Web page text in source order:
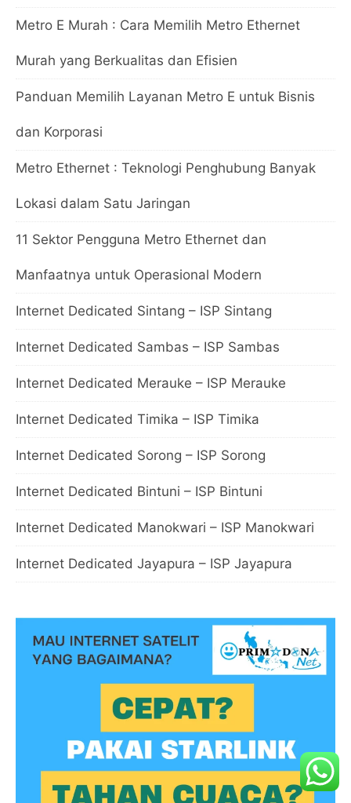
Metro E Murah : Cara Memilih Metro Ethernet
Murah yang Berkualitas dan Efisien
Panduan Memilih Layanan Metro E untuk Bisnis
dan Korporasi
Metro Ethernet : Teknologi Penghubung Banyak
Lokasi dalam Satu Jaringan
11 Sektor Pengguna Metro Ethernet dan
Manfaatnya untuk Operasional Modern
Internet Dedicated Sintang – ISP Sintang
Internet Dedicated Sambas – ISP Sambas
Internet Dedicated Merauke – ISP Merauke
Internet Dedicated Timika – ISP Timika
Internet Dedicated Sorong – ISP Sorong
Internet Dedicated Bintuni – ISP Bintuni
Internet Dedicated Manokwari – ISP Manokwari
Internet Dedicated Jayapura – ISP Jayapura